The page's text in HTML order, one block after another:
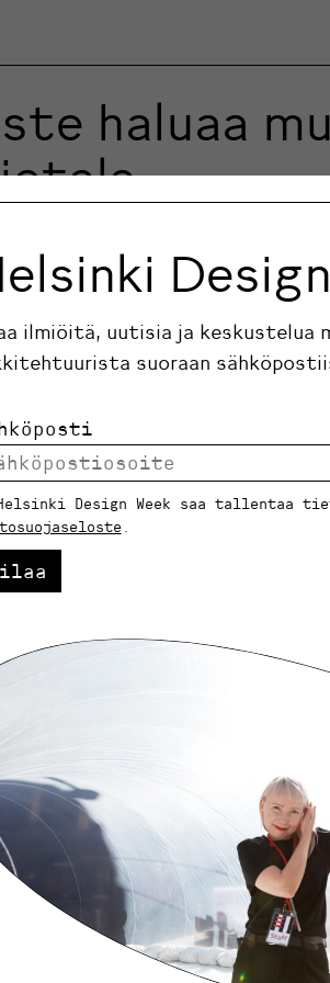
haluaa
Jere Hietala luotsaa uutta
Design Weekillä.
Helsinki Design
Keskustelua, uutisia ja
ilmiöitä, uutisia ja keskustelua
suoraan
Design Week saa tallentaa